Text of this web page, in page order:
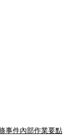
事件內部作業要點